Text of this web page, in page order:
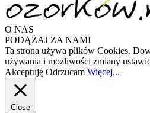
O NAS
PODĄŻAJ ZA NAMI
Ta strona używa plików Cookies.
używania i możliwości zmiany
Akceptuję Odrzucam Więcej...
Close